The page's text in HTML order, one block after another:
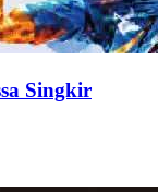
Singkir